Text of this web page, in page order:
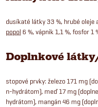
dusíkaté látky 33 %, hrubé oleje
popol 6 %, vápnik 1,1 %, fosfor 1
Doplnkové
stopové prvky: železo 171 mg
n-hydrátom), meď 17 mg
hydrátom), mangán 46 mg